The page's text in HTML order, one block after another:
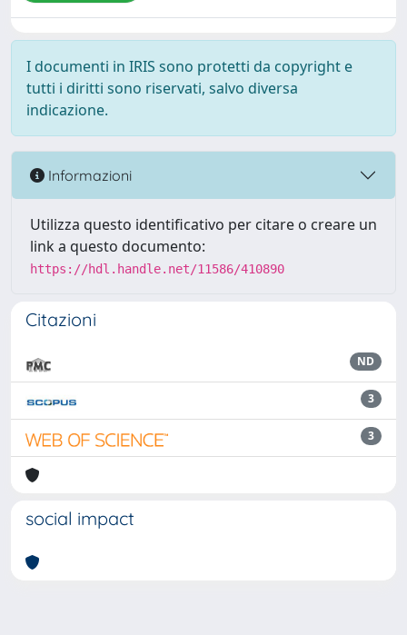
I documenti in IRIS sono protetti da copyright e
tutti i diritti sono riservati, salvo diversa
indicazione.
Informazioni
Utilizza questo identificativo per citare o creare un
link a questo documento:
https://hdl.handle.net/11586/410890
Citazioni
ND
3
3
social impact